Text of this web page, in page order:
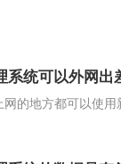
系统可以外网出
的地方都可以使用